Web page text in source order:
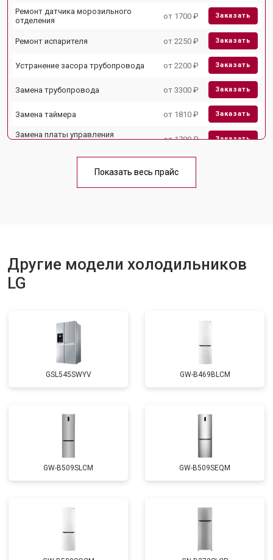
Ремонт датчика морозильного
отделения
от 1700 ₽ Заказать
Ремонт испарителя от 2250 ₽ Заказать
Устранение засора трубопровода от 2200 ₽ Заказать
Замена трубопровода от 3300 ₽ Заказать
Замена таймера от 1810 ₽ Заказать
Замена платы управления
от 1700 ₽ Заказать
Ремонт/замена датчика
Замена термостата от 1700 ₽
Замена нагревателя испарителя от 2550 ₽ Заказать
Замена нагревателя оттайки
Устранение утечки хладагента
Показать весь прайс
Другие модели холодильников
LG
GSL545SWYV GW-B469BLCM
GW-B509SLCM GW-B509SEQM